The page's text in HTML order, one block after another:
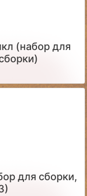
(набор для
для сборки,